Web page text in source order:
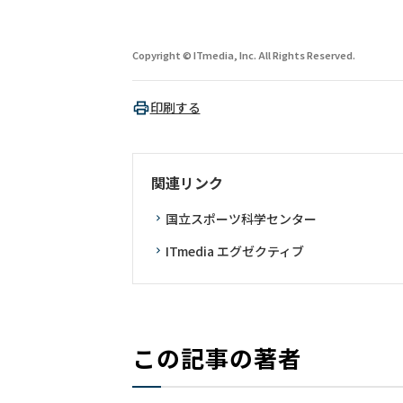
Copyright © ITmedia, Inc. All Rights Reserved.
印刷する
関連リンク
国立スポーツ科学センター
ITmedia エグゼクティブ
この記事の著者